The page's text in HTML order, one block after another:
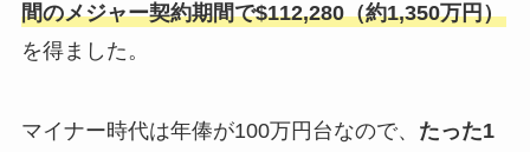
間のメジャー契約期間で$112,280（約1,350万円）
を得ました。
マイナー時代は年俸が100万円台なので、 たった1